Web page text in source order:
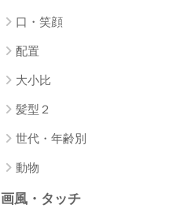
口・笑顔
配置
大小比
髪型２
世代・年齢別
動物
画風・タッチ